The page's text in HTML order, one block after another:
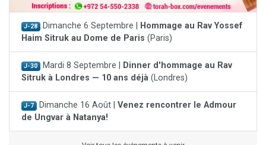
J-28 Dimanche 6 Septembre |
Hommage au Rav Yossef
Haim Sitruk au Dome de Paris (Paris)
J-30 Mardi 8 Septembre |
Dinner d'hommage au Rav
Sitruk à Londres — 10 ans déjà (Londres)
J-7 Dimanche 16 Août | Venez rencontrer le Admour
de Ungvar à Natanya!